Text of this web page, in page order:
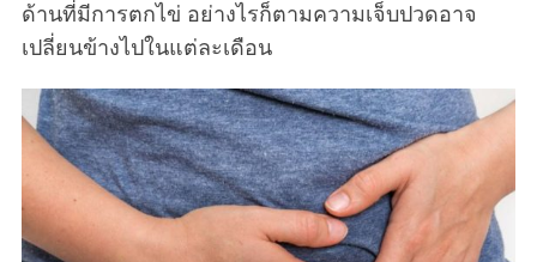
ด้านที่มีการตกไข่ อย่างไรก็ตามความเจ็บปวดอาจ
เปลี่ยนข้างไปในแต่ละเดือน